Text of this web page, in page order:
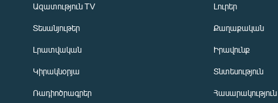
Ազատություն TV
Տեսանյութեր
Լրատվական
Կիրակնօրյա
Ռադիոծրագրեր
Լուրեր
Քաղաքական
Իրավունք
Տնտեսություն
Հասարակություն